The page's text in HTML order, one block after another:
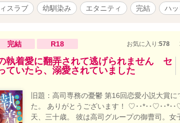
スラブ 幼馴染み エタニティ 完結 ハ
完結 R18 お気に入り:578
執着愛に翻弄されて逃げられません セ
ていたら、溺愛されていました
旧題：高司専務の憂鬱 第16回恋愛小説大賞
た。 ありがとうございます！ ♡･･*･･♡･･*･
天、三十歳。 彼は高司グループの御曹司。女